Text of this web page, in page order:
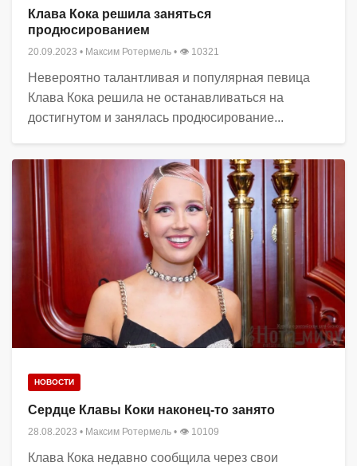
Клава Кока решила заняться
продюсированием
20.09.2023 • Максим Ротермель • 👁 10321
Невероятно талантливая и популярная певица
Клава Кока решила не останавливаться на
достигнутом и занялась продюсирование...
НОВОСТИ
Сердце Клавы Коки наконец-то занято
28.08.2023 • Максим Ротермель • 👁 10109
Клава Кока недавно сообщила через свои